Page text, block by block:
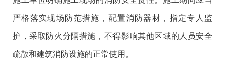
严格落实现场防范措施，配置消防器材，指定专人监
护，采取防火分隔措施，不得影响其他区域的人员安全
疏散和建筑消防设施的正常使用。